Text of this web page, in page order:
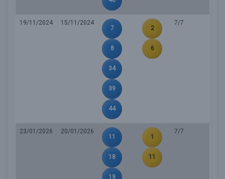
19/11/2024
15/11/2024
7
8
34
39
44
2
6
7/7
23/01/2026
20/01/2026
11
18
19
1
11
7/7